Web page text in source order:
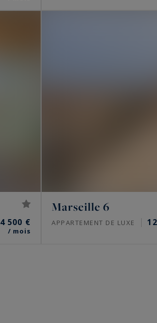
4 500 €
/ mois
Marseille 6
APPARTEMENT DE LUXE